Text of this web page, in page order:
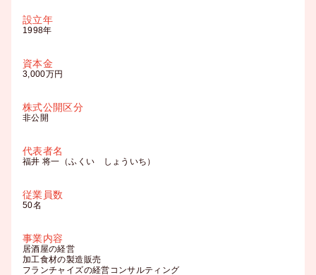
設立年
1998年
資本金
3,000万円
株式公開区分
非公開
代表者名
福井 将一（ふくい しょういち）
従業員数
50名
事業内容
居酒屋の経営
加工食材の製造販売
フランチャイズの経営コンサルティング